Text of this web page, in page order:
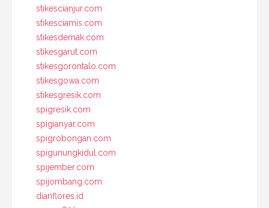
stikescianjur.com
stikesciamis.com
stikesdemak.com
stikesgarut.com
stikesgorontalo.com
stikesgowa.com
stikesgresik.com
spigresik.com
spigianyar.com
spigrobongan.com
spigunungkidul.com
spijember.com
spijombang.com
dianflores.id